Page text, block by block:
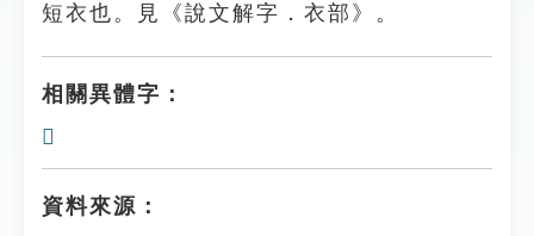
短衣也。見《說文解字．衣部》。
相關異體字：
𧚮
資料來源：